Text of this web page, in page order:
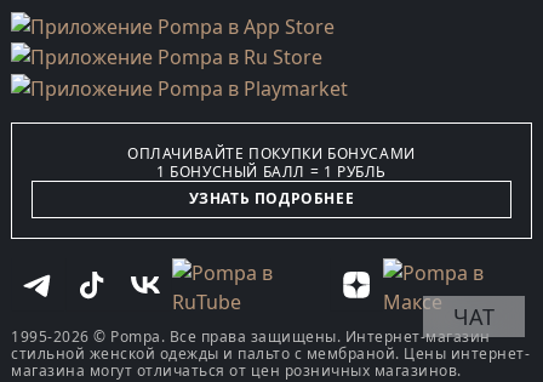
ОПЛАЧИВАЙТЕ ПОКУПКИ БОНУСАМИ
1 БОНУСНЫЙ БАЛЛ = 1 РУБЛЬ
УЗНАТЬ ПОДРОБНЕЕ
1995-2026 © Pompa. Все права защищены. Интернет-магазин
стильной женской одежды и пальто с мембраной. Цены интернет-
магазина могут отличаться от цен розничных магазинов.
ЧАТ